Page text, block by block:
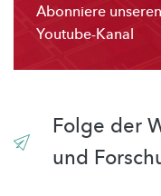
Abonniere unseren
Youtube-Kanal
Folge der
und